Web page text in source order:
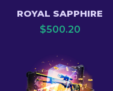
ROYAL SAPPHIRE
$500.20